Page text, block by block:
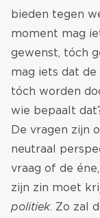
bieden tegen
moment mag
gewenst, tóch
mag iets dat
tóch worden
wie bepaalt
De vragen zijn
neutraal
vraag of de
zijn zin moet
politiek. Zo zal